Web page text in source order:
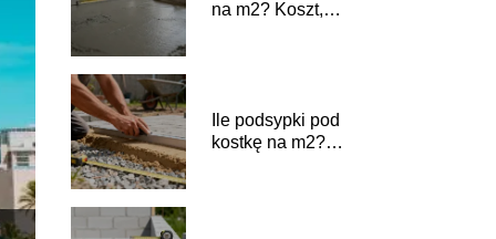
na m2? Koszt,
Ile podsypki pod
kostkę na m2?